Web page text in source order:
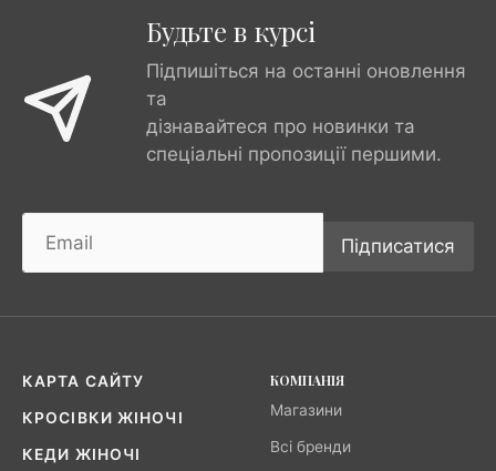
Будьте в курсі
Підпишіться на останні оновлення
та
дізнавайтеся про новинки та
спеціальні пропозиції першими.
Підписатися
КАРТА САЙТУ
КРОСІВКИ ЖІНОЧІ
КЕДИ ЖІНОЧІ
КОМПАНІЯ
Магазини
Всі бренди